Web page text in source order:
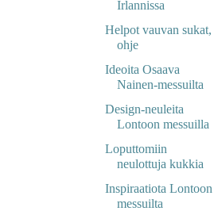
Irlannissa
Helpot vauvan sukat,
ohje
Ideoita Osaava
Nainen-messuilta
Design-neuleita
Lontoon messuilla
Loputtomiin
neulottuja kukkia
Inspiraatiota Lontoon
messuilta